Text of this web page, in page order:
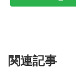
関連記事